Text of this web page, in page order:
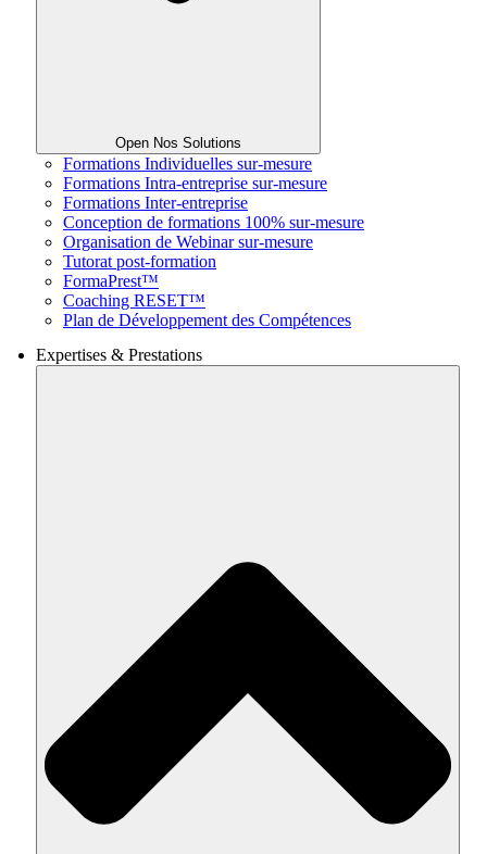
Open Nos Solutions
Formations Individuelles sur-mesure
Formations Intra-entreprise sur-mesure
Formations Inter-entreprise
Conception de formations 100% sur-mesure
Organisation de Webinar sur-mesure
Tutorat post-formation
FormaPrest™
Coaching RESET™
Plan de Développement des Compétences
Expertises & Prestations